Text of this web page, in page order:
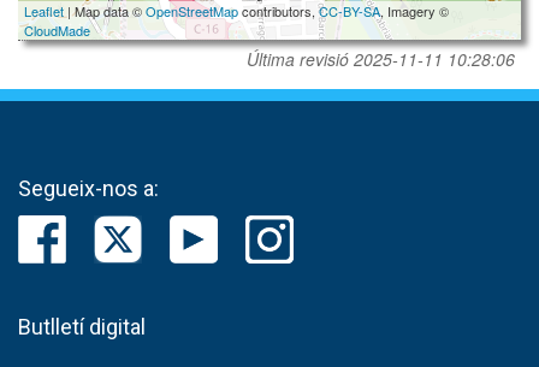
Leaflet | Map data ©OpenStreetMapcontributors,CC-BY-SA, Imagery ©
CloudMade
Última revisió 2025-11-11 10:28:06
Segueix-nos a:
Butlletí digital